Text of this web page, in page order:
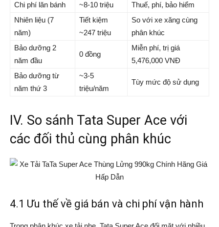
Chi phí lăn bánh ~8-10 triệu
Thuế, phí, bảo hiểm
Nhiên liệu (7
năm)
Tiết kiệm
~247 triệu
So với xe xăng cùng
phân khúc
Bảo dưỡng 2
năm đầu
0 đồng
Miễn phí, trị giá
5,476,000 VNĐ
Bảo dưỡng từ
năm thứ 3
~3-5
triệu/năm
Tùy mức độ sử dụng
IV. So sánh Tata Super Ace với
các đối thủ cùng phân khúc
4.1 Ưu thế về giá bán và chi phí vận hành